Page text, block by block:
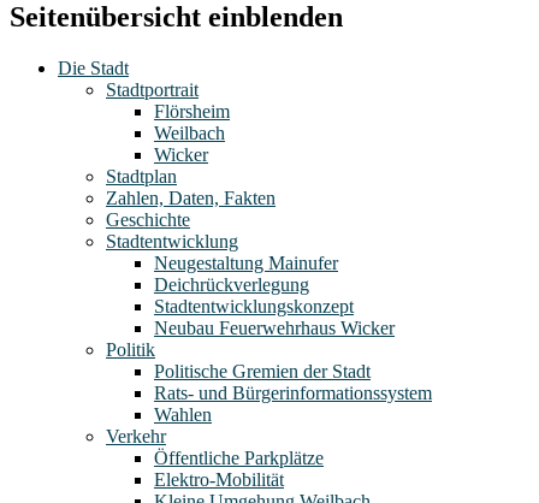
Seitenübersicht einblenden
Die Stadt
Stadtportrait
Flörsheim
Weilbach
Wicker
Stadtplan
Zahlen, Daten, Fakten
Geschichte
Stadtentwicklung
Neugestaltung Mainufer
Deichrückverlegung
Stadtentwicklungskonzept
Neubau Feuerwehrhaus Wicker
Politik
Politische Gremien der Stadt
Rats- und Bürgerinformationssystem
Wahlen
Verkehr
Öffentliche Parkplätze
Elektro-Mobilität